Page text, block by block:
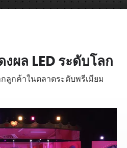
ผล LED ระดับโลก
ลูกค้าในตลาดระดับพรีเมียม